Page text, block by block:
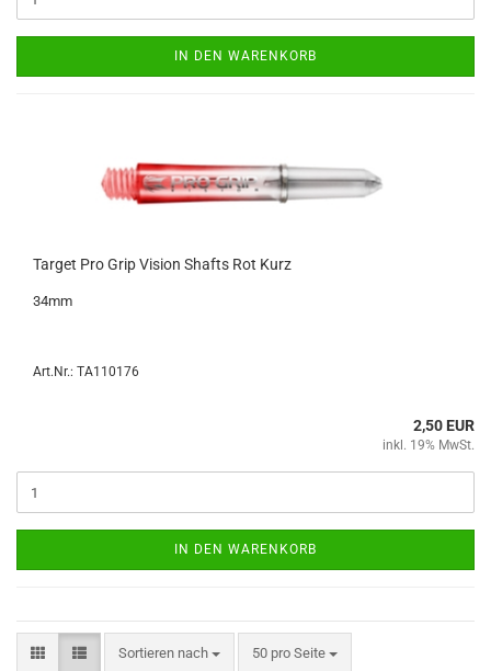
IN DEN WARENKORB
Tar­get Pro Grip Vi­si­on Shafts Rot Kurz
34mm
Art.Nr.: TA110176
2,50 EUR
inkl. 19% MwSt.
IN DEN WARENKORB
Sortieren nach
Sortieren nach 50 pro Seite
pro Seite